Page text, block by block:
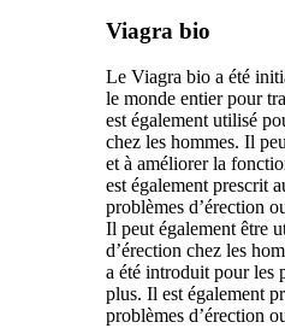
Viagra bio
Le Viagra bio a été
le monde entier pour
est également utilisé
chez les hommes. Il
et à améliorer la
est également prescrit
problèmes d’érection
Il peut également être
d’érection chez les
a été introduit pour les
plus. Il est également
problèmes d’érection